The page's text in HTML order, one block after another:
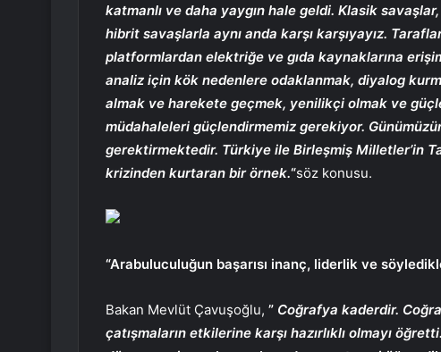
katmanlı ve daha yaygın hale geldi. Klasik
hibrit savaşlarla aynı anda karşı karşıyayız.
platformlardan elektriğe ve gıda kaynaklarına
analiz için kök nedenlere odaklanmak, diyalog
almak ve harekete geçmek, yenilikçi olmak ve
müdahaleleri güçlendirmemiz gerekiyor.
gerektirmektedir. Türkiye ile Birleşmiş Milletler’in
krizinden kurtaran bir örnek.“söz konusu.
“Arabuluculuğun başarısı inanç, liderlik ve
Bakan Mevlüt Çavuşoğlu, ” Coğrafya kaderdir.
çatışmaların etkilerine karşı hazırlıklı olmayı